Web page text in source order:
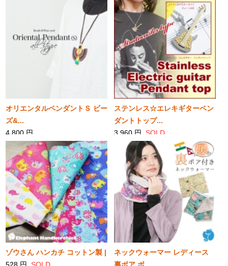
SOLD
オリエンタルペンダントＳ ビー
ズ&...
4,800 円
SOLD
ステンレス☆エレキギターペン
ダントトップ...
3,960 円 SOLD
ゾウさん ハンカチ コットン製 |
528 円 SOLD
ネックウォーマー レディース
裏ボア ボ...